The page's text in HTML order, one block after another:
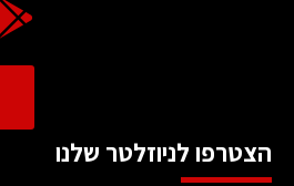
הצטרפו לניוזלטר שלנו